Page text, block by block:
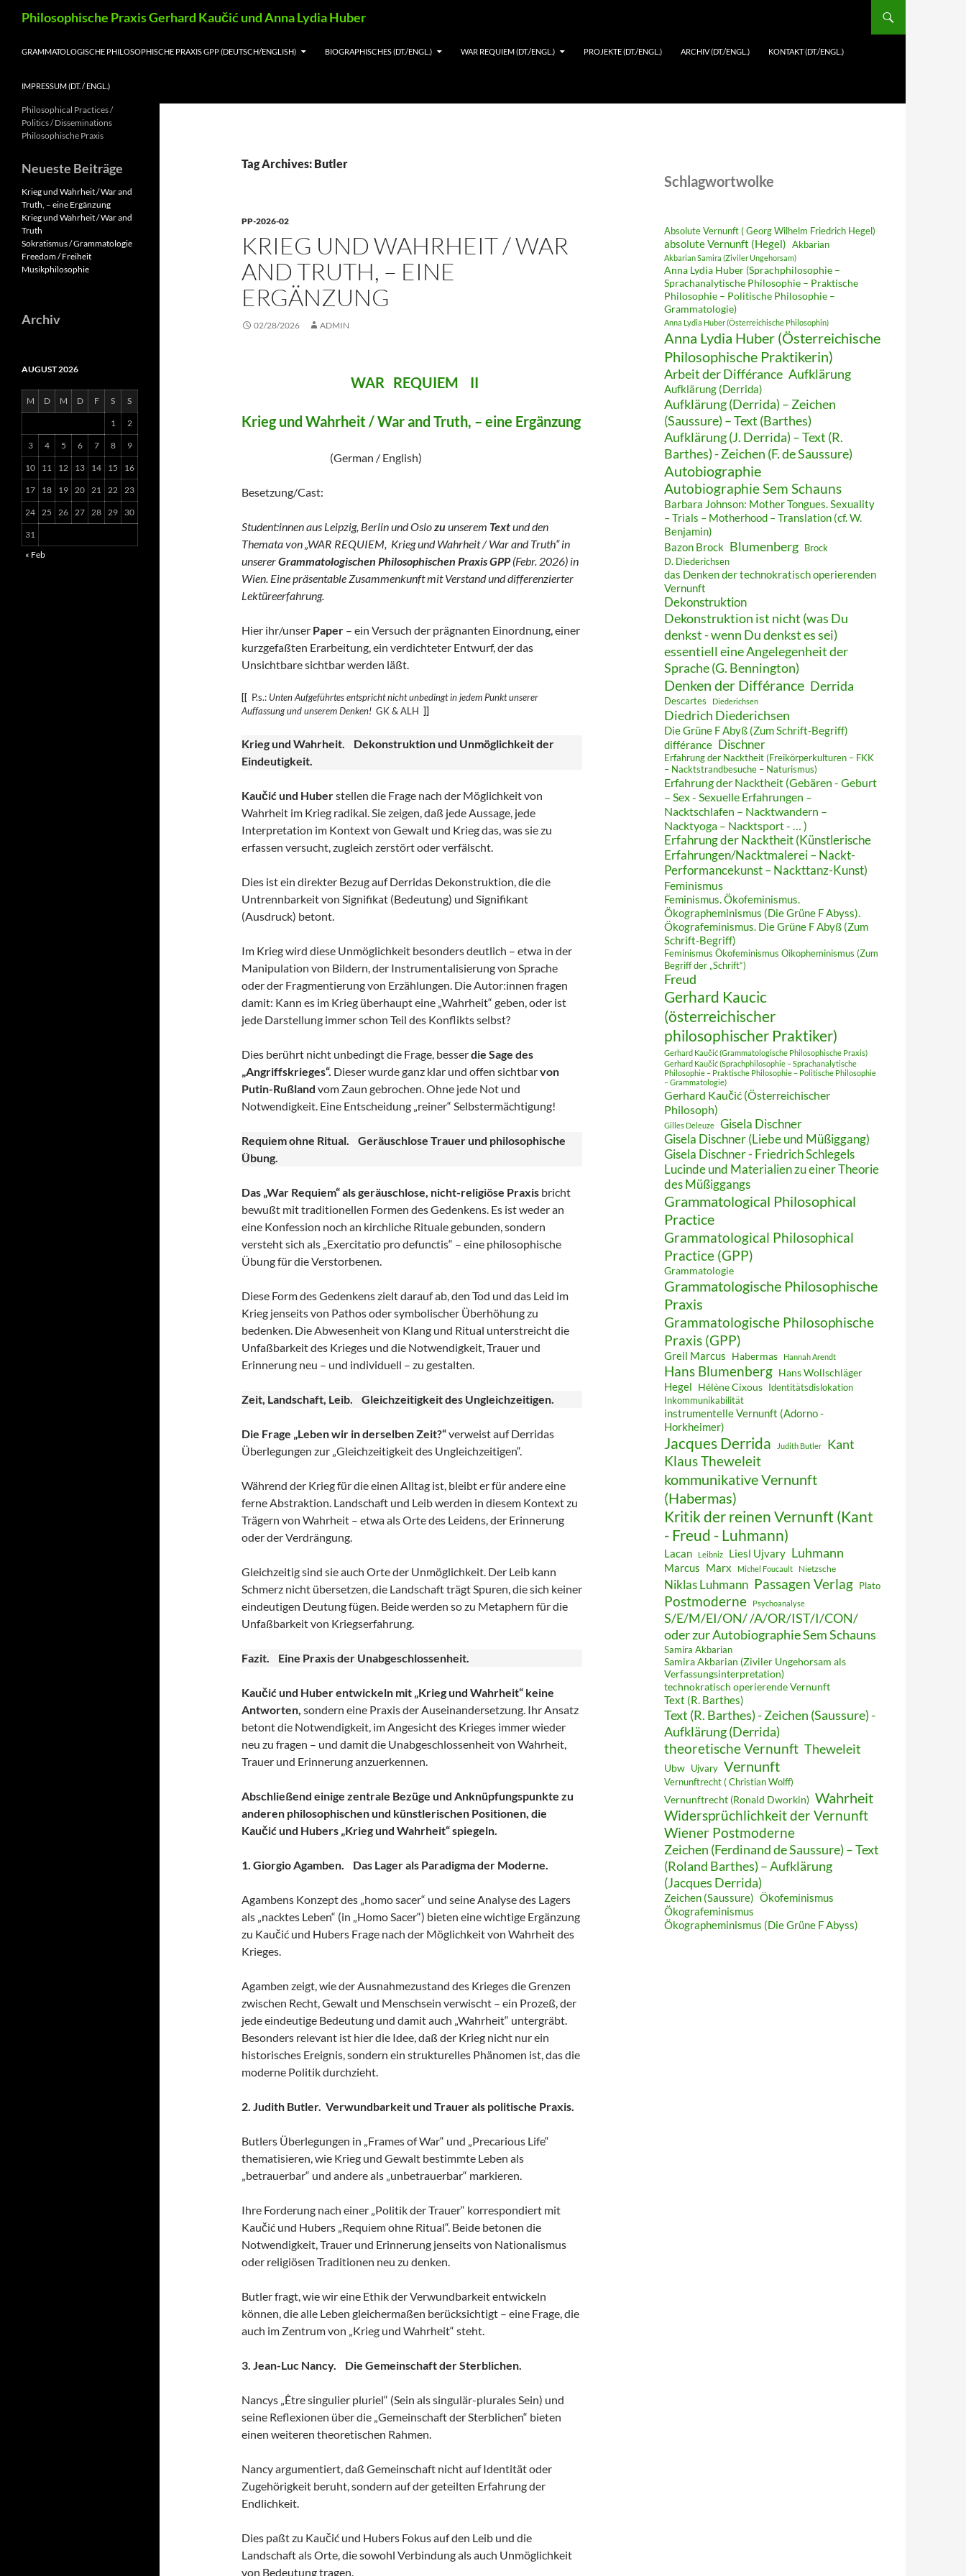
Philosophische Praxis Gerhard Kaučić und Anna Lydia Huber
GRAMMATOLOGISCHE PHILOSOPHISCHE PRAXIS GPP (DEUTSCH/ENGLISH) BIOGRAPHISCHES (DT./ENGL.) WAR REQUIEM (DT./ENGL.) PROJEKTE (DT./ENGL.) ARCHIV (DT./ENGL.) KONTAKT (DT./ENGL.)
IMPRESSUM (DT. / ENGL.)
Tag Archives: Butler
PP-2026-02
KRIEG UND WAHRHEIT / WAR
AND TRUTH, – EINE
ERGÄNZUNG
02/28/2026 ADMIN
WAR REQUIEM II
Krieg und Wahrheit / War and Truth, – eine Ergänzung
(German / English)
Besetzung/Cast:
Student:innen aus Leipzig, Berlin und Oslozuunserem Textund den
Themata von „WAR REQUIEM, Krieg und Wahrheit / War and Truth“ in
unsererGrammatologischen Philosophischen Praxis GPP(Febr. 2026) in
Wien. Eine präsentable Zusammenkunft mit Verstand und differenzierter
Lektüreerfahrung.
Hier ihr/unser Paper – ein Versuch der prägnanten Einordnung, einer
kurzgefaßten Erarbeitung, ein verdichteter Entwurf, der das
Unsichtbare sichtbar werden läßt.
[[ P.s.: Unten Aufgeführtes entspricht nicht unbedingt in jedem Punkt unserer
Auffassung und unseremDenken! GK & ALH ]]
Krieg und Wahrheit. Dekonstruktion und Unmöglichkeit der
Eindeutigkeit.
Kaučić und Huberstellen die Frage nach der Möglichkeit von
Wahrheit im Krieg radikal. Sie zeigen, daß jede Aussage, jede
Interpretation im Kontext von Gewalt und Krieg das, was sie zu
erfassen versucht, zugleich zerstört oder verfälscht.
Dies ist ein direkter Bezug auf Derridas Dekonstruktion, die die
Untrennbarkeit von Signifikat (Bedeutung) und Signifikant
(Ausdruck) betont.
Im Krieg wird diese Unmöglichkeit besonders deutlich – etwa in der
Manipulation von Bildern, der Instrumentalisierung von Sprache
oder der Fragmentierung von Erzählungen. Die Autor:innen fragen
damit: Kann es im Krieg überhaupt eine „Wahrheit“ geben, oder ist
jede Darstellung immer schon Teil des Konflikts selbst?
Dies berührt nicht unbedingt die Frage, besserdie Sage des
„Angriffskrieges“. Dieser wurde ganz klar und offen sichtbarvon
Putin-Rußland vom Zaun gebrochen. Ohne jede Not und
Notwendigkeit. Eine Entscheidung „reiner“ Selbstermächtigung!
Requiem ohne Ritual. Geräuschlose Trauer und philosophische
Übung.
Das „War Requiem“ als geräuschlose, nicht-religiöse Praxis bricht
bewußt mit traditionellen Formen des Gedenkens. Es ist weder an
eine Konfession noch an kirchliche Rituale gebunden, sondern
versteht sich als „Exercitatio pro defunctis“ – eine philosophische
Übung für die Verstorbenen.
Diese Form des Gedenkens zielt darauf ab, den Tod und das Leid im
Krieg jenseits von Pathos oder symbolischer Überhöhung zu
bedenken. Die Abwesenheit von Klang und Ritual unterstreicht die
Unfaßbarkeit des Krieges und die Notwendigkeit, Trauer und
Erinnerung neu – und individuell – zu gestalten.
Zeit, Landschaft, Leib. Gleichzeitigkeit des Ungleichzeitigen.
Die Frage „Leben wir in derselben Zeit?“verweist auf Derridas
Überlegungen zur „Gleichzeitigkeit des Ungleichzeitigen“.
Während der Krieg für die einen Alltag ist, bleibt er für andere eine
ferne Abstraktion. Landschaft und Leib werden in diesem Kontext zu
Trägern von Wahrheit – etwa als Orte des Leidens, der Erinnerung
oder der Verdrängung.
Gleichzeitig sind sie auch Orte der Unmöglichkeit. Der Leib kann
Schmerz nicht übersetzen, die Landschaft trägt Spuren, die sich keiner
eindeutigen Deutung fügen. Beide werden so zu Metaphern für die
Unfaßbarkeit von Kriegserfahrung.
Fazit. Eine Praxis der Unabgeschlossenheit.
Kaučić und Huber entwickeln mit „Krieg und Wahrheit“ keine
Antworten, sondern eine Praxis der Auseinandersetzung. Ihr Ansatz
betont die Notwendigkeit, im Angesicht des Krieges immer wieder
neu zu fragen – und damit die Unabgeschlossenheit von Wahrheit,
Trauer und Erinnerung anzuerkennen.
Abschließend einige zentrale Bezüge und Anknüpfungspunkte zu
anderen philosophischen und künstlerischen Positionen, die
Kaučić und Hubers „Krieg und Wahrheit“ spiegeln.
1. Giorgio Agamben. Das Lager als Paradigma der Moderne.
Agambens Konzept des „homo sacer“ und seine Analyse des Lagers
als „nacktes Leben“ (in „Homo Sacer“) bieten eine wichtige Ergänzung
zu Kaučić und Hubers Frage nach der Möglichkeit von Wahrheit des
Krieges.
Agamben zeigt, wie der Ausnahmezustand des Krieges die Grenzen
zwischen Recht, Gewalt und Menschsein verwischt – ein Prozeß, der
jede eindeutige Bedeutung und damit auch „Wahrheit“ untergräbt.
Besonders relevant ist hier die Idee, daß der Krieg nicht nur ein
historisches Ereignis, sondern ein strukturelles Phänomen ist, das die
moderne Politik durchzieht.
2. Judith Butler. Verwundbarkeit und Trauer als politische Praxis.
Butlers Überlegungen in „Frames of War“ und „Precarious Life“
thematisieren, wie Krieg und Gewalt bestimmte Leben als
„betrauerbar“ und andere als „unbetrauerbar“ markieren.
Ihre Forderung nach einer „Politik der Trauer“ korrespondiert mit
Kaučić und Hubers „Requiem ohne Ritual“. Beide betonen die
Notwendigkeit, Trauer und Erinnerung jenseits von Nationalismus
oder religiösen Traditionen neu zu denken.
Butler fragt, wie wir eine Ethik der Verwundbarkeit entwickeln
können, die alle Leben gleichermaßen berücksichtigt – eine Frage, die
auch im Zentrum von „Krieg und Wahrheit“ steht.
3. Jean-Luc Nancy. Die Gemeinschaft der Sterblichen.
Nancys „Être singulier pluriel“ (Sein als singulär-plurales Sein) und
seine Reflexionen über die „Gemeinschaft der Sterblichen“ bieten
einen weiteren theoretischen Rahmen.
Nancy argumentiert, daß Gemeinschaft nicht auf Identität oder
Zugehörigkeit beruht, sondern auf der geteilten Erfahrung der
Endlichkeit.
Dies paßt zu Kaučić und Hubers Fokus auf den Leib und die
Landschaft als Orte, die sowohl Verbindung als auch Unmöglichkeit
von Bedeutung tragen.
Schlagwortwolke
Absolute Vernunft ( Georg Wilhelm Friedrich Hegel)
absolute Vernunft (Hegel) Akbarian
Akbarian Samira (Ziviler Ungehorsam)
Anna Lydia Huber (Sprachphilosophie –
Sprachanalytische Philosophie – Praktische
Philosophie – Politische Philosophie –
Grammatologie)
Anna Lydia Huber (Österreichische Philosophin)
Anna Lydia Huber (Österreichische
Philosophische Praktikerin)
Arbeit der Différance Aufklärung
Aufklärung (Derrida)
Aufklärung (Derrida) – Zeichen
(Saussure) – Text (Barthes)
Aufklärung (J. Derrida) – Text (R.
Barthes) - Zeichen (F. de Saussure)
Autobiographie
Autobiographie Sem Schauns
Barbara Johnson: Mother Tongues. Sexuality
– Trials – Motherhood – Translation (cf. W.
Benjamin)
Bazon Brock Blumenberg Brock
D. Diederichsen
das Denken der technokratisch operierenden
Vernunft
Dekonstruktion
Dekonstruktion ist nicht (was Du
denkst - wenn Du denkst es sei)
essentiell eine Angelegenheit der
Sprache (G. Bennington)
Denken der Différance Derrida
Descartes Diederichsen
Diedrich Diederichsen
Die Grüne F Abyß (Zum Schrift-Begriff)
différance
Dischner
Erfahrung der Nacktheit (Freikörperkulturen – FKK
– Nacktstrandbesuche – Naturismus)
Erfahrung der Nacktheit (Gebären - Geburt
– Sex - Sexuelle Erfahrungen –
Nacktschlafen – Nacktwandern –
Nacktyoga – Nacktsport - … )
Erfahrung der Nacktheit (Künstlerische
Erfahrungen/Nacktmalerei – Nackt-
Performancekunst – Nackttanz-Kunst)
Feminismus
Feminismus. Ökofeminismus.
Ökographeminismus (Die Grüne F Abyss).
Ökografeminismus. Die Grüne F Abyß (Zum
Schrift-Begriff)
Feminismus Ökofeminismus Oikopheminismus (Zum
Begriff der „Schrift“)
Freud
Gerhard Kaucic
(österreichischer
philosophischer Praktiker)
Gerhard Kaučić (Grammatologische Philosophische Praxis)
Gerhard Kaučić (Sprachphilosophie – Sprachanalytische
Philosophie – Praktische Philosophie – Politische Philosophie
– Grammatologie)
Gerhard Kaučić (Österreichischer
Philosoph)
Gilles Deleuze
Gisela Dischner
Gisela Dischner (Liebe und Müßiggang)
Gisela Dischner - Friedrich Schlegels
Lucinde und Materialien zu einer Theorie
des Müßiggangs
Grammatological Philosophical
Practice
Grammatological Philosophical
Practice (GPP)
Grammatologie
Grammatologische Philosophische
Praxis
Grammatologische Philosophische
Praxis (GPP)
Greil Marcus Habermas Hannah Arendt
Hans Blumenberg Hans Wollschläger
Hegel Hélène Cixous Identitätsdislokation
Inkommunikabilität
instrumentelle Vernunft (Adorno -
Horkheimer)
Jacques Derrida Judith Butler Kant
Klaus Theweleit
kommunikative Vernunft
(Habermas)
Kritik der reinen Vernunft (Kant
- Freud - Luhmann)
Lacan Leibniz Liesl Ujvary Luhmann
Marcus Marx Michel Foucault Nietzsche
Niklas Luhmann Passagen Verlag Plato
Postmoderne Psychoanalyse
S/E/M/EI/ON/ /A/OR/IST/I/CON/
oder zur Autobiographie Sem Schauns
Samira Akbarian
Samira Akbarian (Ziviler Ungehorsam als
Verfassungsinterpretation)
technokratisch operierende Vernunft
Text (R. Barthes)
Text (R. Barthes) - Zeichen (Saussure) -
Aufklärung (Derrida)
theoretische Vernunft Theweleit
Ubw Ujvary Vernunft
Vernunftrecht ( Christian Wolff)
Vernunftrecht (Ronald Dworkin) Wahrheit
Widersprüchlichkeit der Vernunft
Wiener Postmoderne
Zeichen (Ferdinand de Saussure) – Text
(Roland Barthes) – Aufklärung
(Jacques Derrida)
Zeichen (Saussure) Ökofeminismus
Ökografeminismus
Ökographeminismus (Die Grüne F Abyss)
Philosophical Practices /
Politics / Disseminations
Philosophische Praxis
Neueste Beiträge
Krieg und Wahrheit / War and
Truth, – eine Ergänzung
Krieg und Wahrheit / War and
Truth
Sokratismus / Grammatologie
Freedom / Freiheit
Musikphilosophie
Archiv
AUGUST 2026
M D M D F S S
1 2
3 4 5 6 7 8 9
10 11 12 13 14 15 16
17 18 19 20 21 22 23
24 25 26 27 28 29 30
31
« Feb